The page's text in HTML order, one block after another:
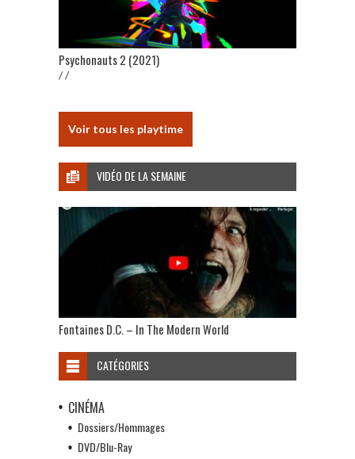
Psychonauts 2 (2021)
/ /
Voir tous les playtime
VIDÉO DE LA SEMAINE
Fontaines D.C. – In The Modern World
CATÉGORIES
CINÉMA
Dossiers/Hommages
DVD/Blu-Ray